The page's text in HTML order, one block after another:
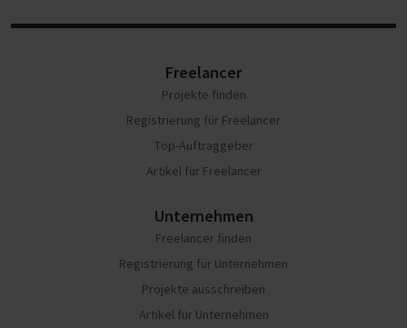
Freelancer
Projekte finden
Registrierung für Freelancer
Top-Auftraggeber
Artikel für Freelancer
Unternehmen
Freelancer finden
Registrierung für Unternehmen
Projekte ausschreiben
Artikel für Unternehmen